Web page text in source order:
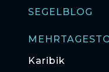
SEGELBLOG
Karibik